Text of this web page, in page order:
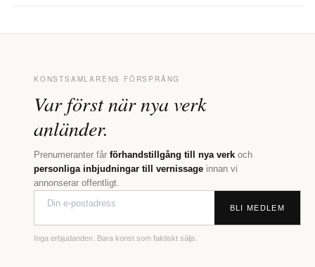
KONSTSAMLARENS FÖRSPRÅNG
Var först när nya verk
anländer.
Prenumeranter får förhandstillgång till nya verk och
personliga inbjudningar till vernissage innan vi
annonserar offentligt.
BLI MEDLEM
Inga erbjudanden. Bara konst som faktiskt säljs.